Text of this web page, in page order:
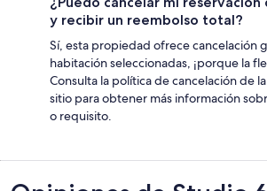
y recibir un reembolso total?
Sí, esta propiedad ofrece cancelación
habitación seleccionadas, ¡porque la
Consulta la política de cancelación de
sitio para obtener más información
o requisito.